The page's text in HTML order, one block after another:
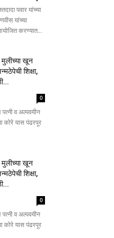
पवार यांच्या
यांच्या
करण्यात...
मुलीच्या खून
शिक्षा,
0
व अल्पवयीन
कोरे यास पंढरपूर
मुलीच्या खून
शिक्षा,
0
व अल्पवयीन
कोरे यास पंढरपूर